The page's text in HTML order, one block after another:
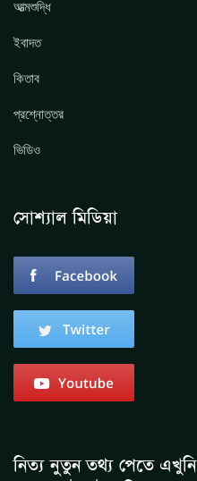
আত্মশুদ্ধি
ইবাদত
কিতাব
প্রশ্নোত্তর
ভিডিও
সোশ্যাল মিডিয়া
নিত্য নুতুন তথ্য পেতে এখুনি